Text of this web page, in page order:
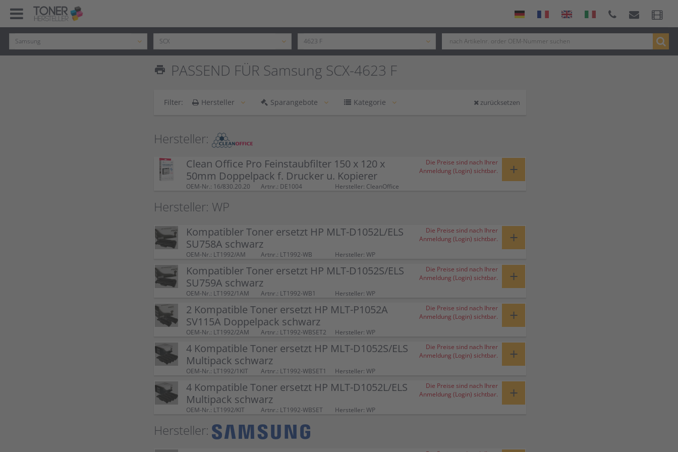
print PASSEND FÜR Samsung SCX-4623 F
Filter: Hersteller Sparangebote Kategorie zurücksetzen
Hersteller:
Clean Office Pro Feinstaubfilter 150 x 120 x
50mm Doppelpack f. Drucker u. Kopierer
OEM-Nr.: 16/830.20.20 Artnr.: DE1004 Hersteller: CleanOffice
Die Preise sind nach Ihrer
Anmeldung (Login) sichtbar.
+
Hersteller: WP
Kompatibler Toner ersetzt HP MLT-D1052L/ELS
SU758A schwarz
OEM-Nr.: LT1992/AM Artnr.: LT1992-WB Hersteller: WP
Die Preise sind nach Ihrer
Anmeldung (Login) sichtbar.
+
Kompatibler Toner ersetzt HP MLT-D1052S/ELS
SU759A schwarz
OEM-Nr.: LT1992/1AM Artnr.: LT1992-WB1 Hersteller: WP
Die Preise sind nach Ihrer
Anmeldung (Login) sichtbar.
+
2 Kompatible Toner ersetzt HP MLT-P1052A
SV115A Doppelpack schwarz
OEM-Nr.: LT1992/2AM Artnr.: LT1992-WBSET2 Hersteller: WP
Die Preise sind nach Ihrer
Anmeldung (Login) sichtbar.
+
4 Kompatible Toner ersetzt HP MLT-D1052S/ELS
Multipack schwarz
OEM-Nr.: LT1992/1KIT Artnr.: LT1992-WBSET1 Hersteller: WP
Die Preise sind nach Ihrer
Anmeldung (Login) sichtbar.
+
4 Kompatible Toner ersetzt HP MLT-D1052L/ELS
Multipack schwarz
OEM-Nr.: LT1992/KIT Artnr.: LT1992-WBSET Hersteller: WP
Die Preise sind nach Ihrer
Anmeldung (Login) sichtbar.
+
Hersteller: